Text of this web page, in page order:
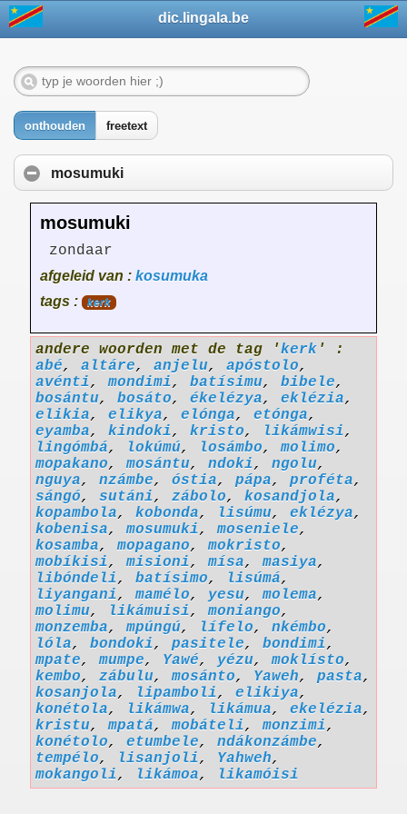
dic.lingala.be
onthouden freetext
mosumuki
mosumuki
zondaar
afgeleid van : kosumuka
tags :
kerk
andere woorden met de tag 'kerk ' :
abé, altáre, anjelu, apóstolo,
avénti,mondimi, batísimu, bibele,
bosántu, bosáto, ékelézya, eklézia,
elikia, elikya, elónga, etónga,
eyamba, kindoki, kristo, likámwisi,
lingómbá, lokúmú, losámbo,molimo,
mopakano,mosántu, ndoki, ngolu,
nguya, nzámbe, óstia, pápa, proféta,
sángó, sutáni, zábolo, kosandjola,
kopambola, kobonda, lisúmu, eklézya,
kobenisa,mosumuki,moseniele,
kosamba,mopagano,mokristo,
mobíkisi,misioni,mísa,masiya,
libóndeli, batísimo, lisúmá,
liyangani,mamélo, yesu,molema,
molimu, likámuisi,moniango,
monzemba,mpúngú, lífelo, nkémbo,
lóla, bondoki, pasitele, bondimi,
mpate,mumpe, Yawé, yézu,moklísto,
kembo, zábulu,mosánto, Yaweh, pasta,
kosanjola, lipamboli, elikiya,
konétola, likámwa, likámua, ekelézia,
kristu,mpatá,mobáteli,monzimi,
konétolo, etumbele, ndákonzámbe,
tempélo, lisanjoli, Yahweh,
mokangoli, likámoa, likamóisi